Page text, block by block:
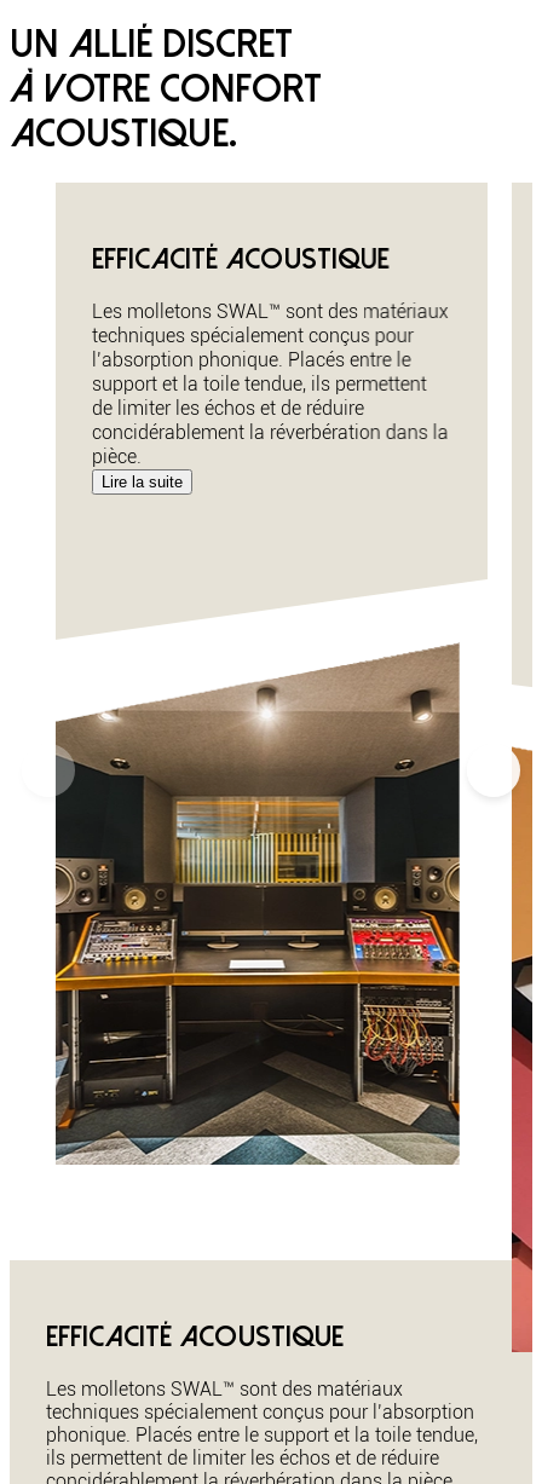
Un allié discret
à votre confort
acoustique.
Efficacité acoustique
Les molletons SWAL™ sont des matériaux
techniques spécialement conçus pour
l’absorption phonique. Placés entre le
support et la toile tendue, ils permettent
de limiter les échos et de réduire
concidérablement la réverbération dans la
pièce.
Lire la suite
Efficacité acoustique
Les molletons SWAL™ sont des matériaux
techniques spécialement conçus pour l’absorption
phonique. Placés entre le support et la toile tendue,
ils permettent de limiter les échos et de réduire